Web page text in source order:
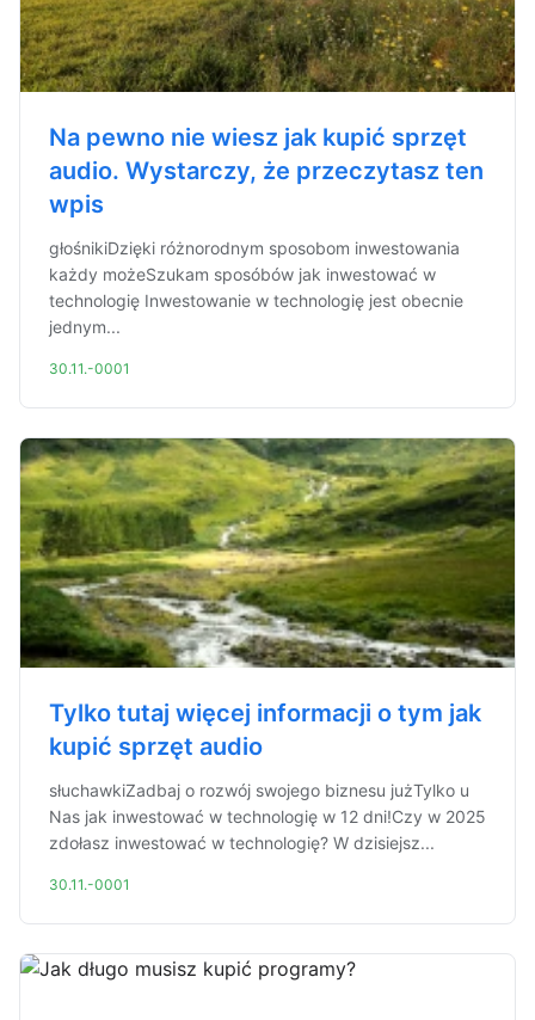
Na pewno nie wiesz jak kupić sprzęt
audio. Wystarczy, że przeczytasz ten
wpis
głośnikiDzięki różnorodnym sposobom inwestowania
każdy możeSzukam sposóbów jak inwestować w
technologię Inwestowanie w technologię jest obecnie
jednym...
30.11.-0001
Tylko tutaj więcej informacji o tym jak
kupić sprzęt audio
słuchawkiZadbaj o rozwój swojego biznesu jużTylko u
Nas jak inwestować w technologię w 12 dni!Czy w 2025
zdołasz inwestować w technologię? W dzisiejsz...
30.11.-0001